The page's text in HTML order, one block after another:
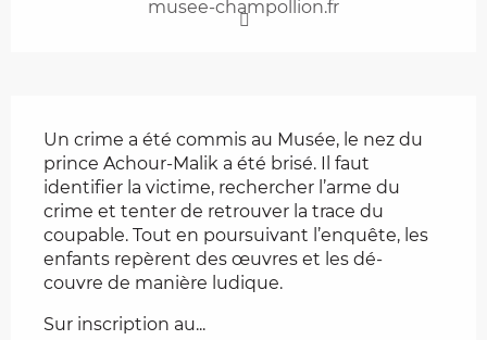
musee-champollion.fr
Un crime a été commis au Musée, le nez du
prince Achour-Malik a été brisé. Il faut
identifier la victime, rechercher l’arme du
crime et tenter de retrouver la trace du
coupable. Tout en poursuivant l’enquête, les
enfants repèrent des œuvres et les dé-
couvre de manière ludique.
Sur inscription au...